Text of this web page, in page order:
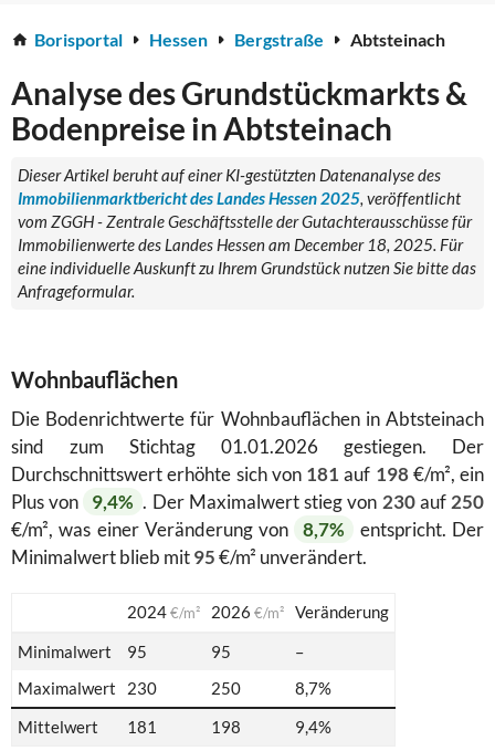
Borisportal Hessen Bergstraße Abtsteinach
Analyse des Grundstückmarkts &
Bodenpreise in Abtsteinach
Dieser Artikel beruht auf einer KI-gestützten Datenanalyse des
Immobilienmarktbericht des Landes Hessen 2025, veröffentlicht
vom ZGGH - Zentrale Geschäftsstelle der Gutachterausschüsse für
Immobilienwerte des Landes Hessen am December 18, 2025. Für
eine individuelle Auskunft zu Ihrem Grundstück nutzen Sie bitte das
Anfrageformular.
Wohnbauflächen
Die Bodenrichtwerte für Wohnbauflächen in Abtsteinach
sind zum Stichtag 01.01.2026 gestiegen. Der
Durchschnittswert erhöhte sich von 181 auf 198€/m², ein
Plus von
9,4% . Der Maximalwert stieg von 230auf 250
€/m², was einer Veränderung von
8,7%
entspricht. Der
Minimalwert blieb mit95€/m² unverändert.
2024€/m² 2026 €/m²
Veränderung
Minimalwert
95 95
–
Maximalwert
230 250
8,7%
Mittelwert
181 198 9,4%